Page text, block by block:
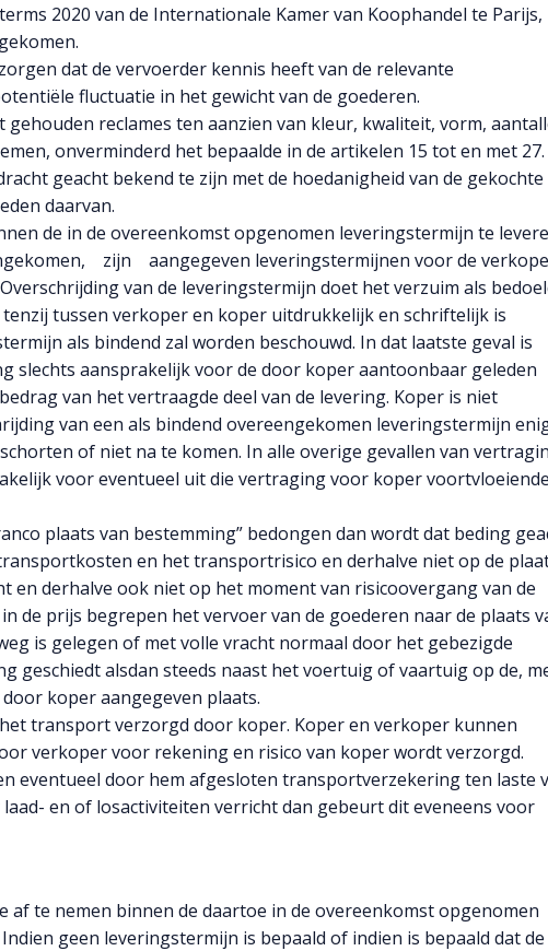
2020 van de Internationale Kamer van Koophandel te Parijs,
dat de vervoerder kennis heeft van de relevante
fluctuatie in het gewicht van de goederen.
reclames ten aanzien van kleur, kwaliteit, vorm,
onverminderd het bepaalde in de artikelen 15 tot en met 27.
geacht bekend te zijn met de hoedanigheid van de gekochte
daarvan.
de in de overeenkomst opgenomen leveringstermijn te
zijn aangegeven leveringstermijnen voor de
van de leveringstermijn doet het verzuim als
tussen verkoper en koper uitdrukkelijk en schriftelijk is
als bindend zal worden beschouwd. In dat laatste geval is
slechts aansprakelijk voor de door koper aantoonbaar geleden
van het vertraagde deel van de levering. Koper is niet
van een als bindend overeengekomen leveringstermijn
of niet na te komen. In alle overige gevallen van
voor eventueel uit die vertraging voor koper voortvloeiende
plaats van bestemming” bedongen dan wordt dat beding
en het transportrisico en derhalve niet op de
en derhalve ook niet op het moment van risicoovergang van de
de prijs begrepen het vervoer van de goederen naar de plaats
is gelegen of met volle vracht normaal door het gebezigde
geschiedt alsdan steeds naast het voertuig of vaartuig op de,
koper aangegeven plaats.
transport verzorgd door koper. Koper en verkoper kunnen
verkoper voor rekening en risico van koper wordt verzorgd.
eventueel door hem afgesloten transportverzekering ten laste
en of losactiviteiten verricht dan gebeurt dit eveneens voor
te nemen binnen de daartoe in de overeenkomst opgenomen
geen leveringstermijn is bepaald of indien is bepaald dat de